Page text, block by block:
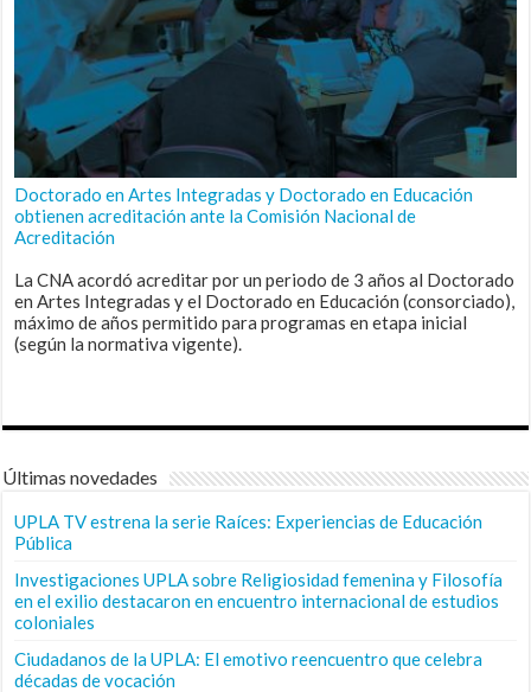
Doctorado en Artes Integradas y Doctorado en Educación
obtienen acreditación ante la Comisión Nacional de
Acreditación
La CNA acordó acreditar por un periodo de 3 años al Doctorado
en Artes Integradas y el Doctorado en Educación (consorciado),
máximo de años permitido para programas en etapa inicial
(según la normativa vigente).
Últimas novedades
UPLA TV estrena la serie Raíces: Experiencias de Educación
Pública
Investigaciones UPLA sobre Religiosidad femenina y Filosofía
en el exilio destacaron en encuentro internacional de estudios
coloniales
Ciudadanos de la UPLA: El emotivo reencuentro que celebra
décadas de vocación